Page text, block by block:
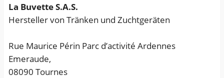
e
n
e
La Buvette S.A.S.
Hersteller von Tränken und Zuchtgeräten
Rue Maurice Périn Parc d’activité Ardennes
Emeraude,
08090 Tournes